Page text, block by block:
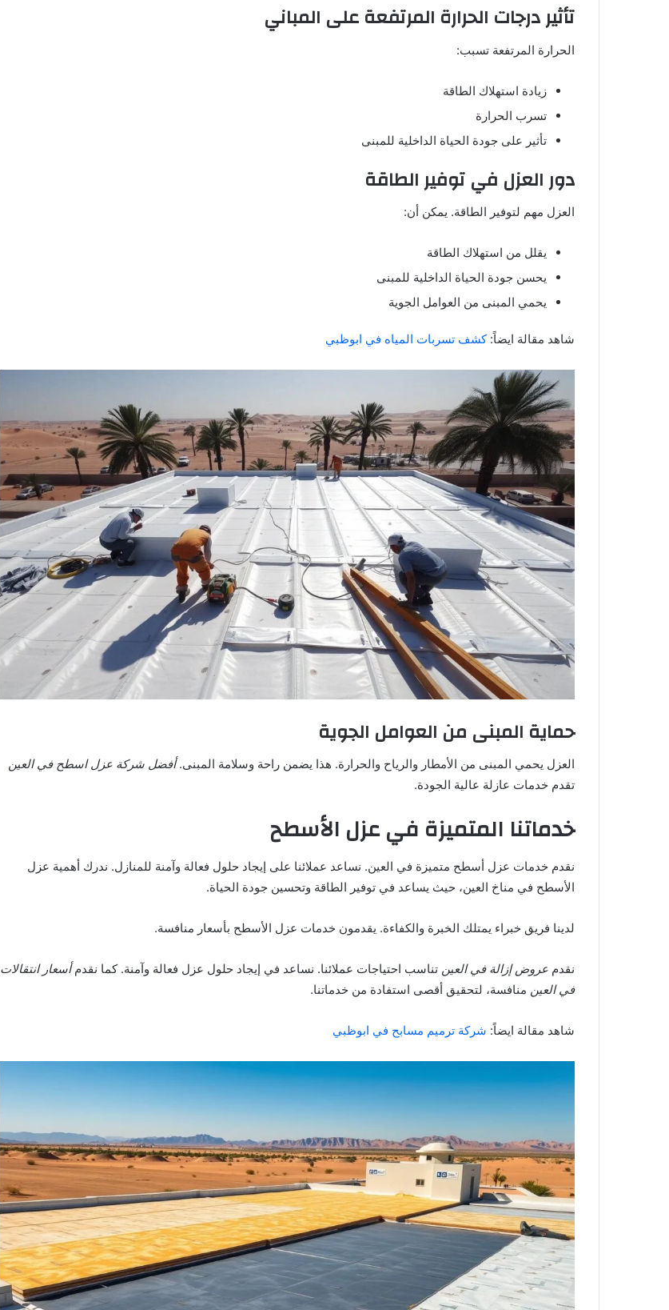
تأثير درجات الحرارة المرتفعة على المباني
الحرارة المرتفعة تسبب:
زيادة استهلاك الطاقة
تسرب الحرارة
تأثير على جودة الحياة الداخلية للمبنى
دور العزل في توفير الطاقة
العزل مهم لتوفير الطاقة. يمكن أن:
يقلل من استهلاك الطاقة
يحسن جودة الحياة الداخلية للمبنى
يحمي المبنى من العوامل الجوية
شاهد مقالة ايضاً:كشف تسربات المياه في ابوظبي
حماية المبنى من العوامل الجوية
العزل يحمي المبنى من الأمطار والرياح والحرارة. هذا يضمن راحة وسلامة المبنى.أفضل شركة عزل اسطح في العين
تقدم خدمات عازلة عالية الجودة.
خدماتنا المتميزة في عزل الأسطح
نقدم خدمات عزل أسطح متميزة في العين. نساعد عملائنا على إيجاد حلول فعالة وآمنة للمنازل. ندرك أهمية عزل
الأسطح في مناخ العين، حيث يساعد في توفير الطاقة وتحسين جودة الحياة.
لدينا فريق خبراء يمتلك الخبرة والكفاءة. يقدمون خدمات عزل الأسطح بأسعار منافسة.
نقدم عروض إزالة في العين تناسب احتياجات عملائنا. نساعد في إيجاد حلول عزل فعالة وآمنة. كما نقدمأسعار انتقالات
في العين منافسة، لتحقيق أقصى استفادة من خدماتنا.
شاهد مقالة ايضاً: شركة ترميم مسابح في ابوظبي